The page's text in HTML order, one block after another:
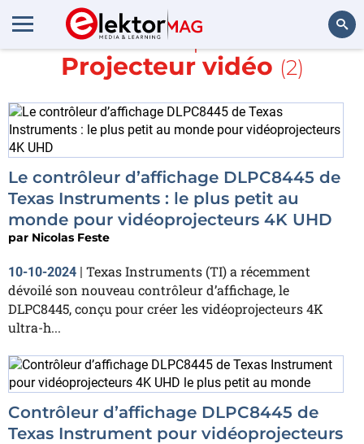
Rechercher
En savoir plus sur
Projecteur vidéo (2)
Le contrôleur d’affichage DLPC8445 de
Texas Instruments : le plus petit au
monde pour vidéoprojecteurs 4K UHD
par Nicolas Feste
10-10-2024 | Texas Instruments (TI) a récemment
dévoilé son nouveau contrôleur d’affichage, le
DLPC8445, conçu pour créer les vidéoprojecteurs 4K
ultra-h...
Contrôleur d’affichage DLPC8445 de
Texas Instrument pour vidéoprojecteurs